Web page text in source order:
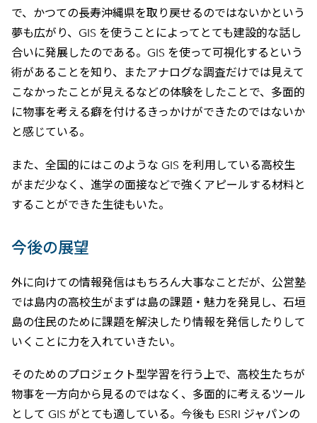
で、かつての長寿沖縄県を取り戻せるのではないかという
夢も広がり、GIS を使うことによってとても建設的な話し
合いに発展したのである。GIS を使って可視化するという
術があることを知り、またアナログな調査だけでは見えて
こなかったことが見えるなどの体験をしたことで、多面的
に物事を考える癖を付けるきっかけができたのではないか
と感じている。
また、全国的にはこのような GIS を利用している高校生
がまだ少なく、進学の面接などで強くアピールする材料と
することができた生徒もいた。
今後の展望
外に向けての情報発信はもちろん大事なことだが、公営塾
では島内の高校生がまずは島の課題・魅力を発見し、石垣
島の住民のために課題を解決したり情報を発信したりして
いくことに力を入れていきたい。
そのためのプロジェクト型学習を行う上で、高校生たちが
物事を一方向から見るのではなく、多面的に考えるツール
として GIS がとても適している。今後も ESRI ジャパンの